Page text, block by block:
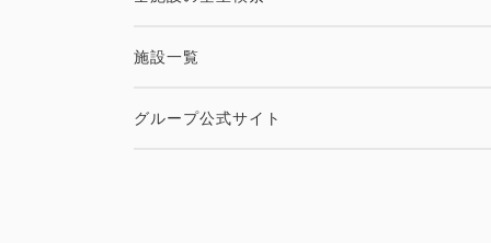
施設一覧
グループ公式サイト